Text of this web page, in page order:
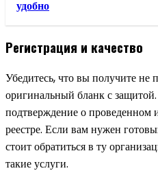
удобно
Регистрация и качество
Убедитесь, что вы получите не
оригинальный бланк с
подтверждение о проведенном
реестре. Если вам нужен
стоит обратиться в ту
такие услуги.